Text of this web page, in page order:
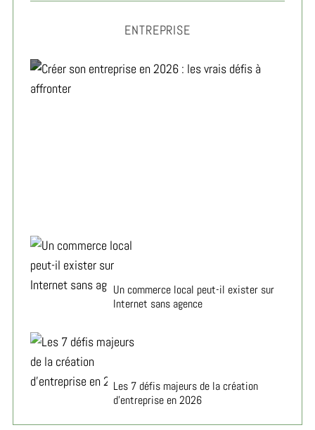
ENTREPRISE
Un commerce local peut-il exister sur
Internet sans agence
Les 7 défis majeurs de la création
d’entreprise en 2026